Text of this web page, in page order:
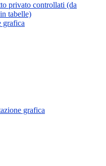
privato controllati (da
tabelle)
grafica
grafica